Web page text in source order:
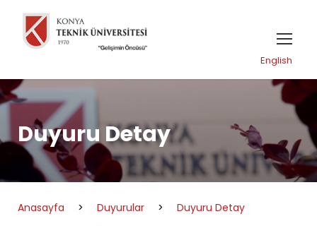
English
Duyuru Detay
Anasayfa > Duyurular > Duyuru Detay